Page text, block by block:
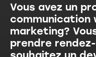
Vous avez un
communication
marketing?
prendre